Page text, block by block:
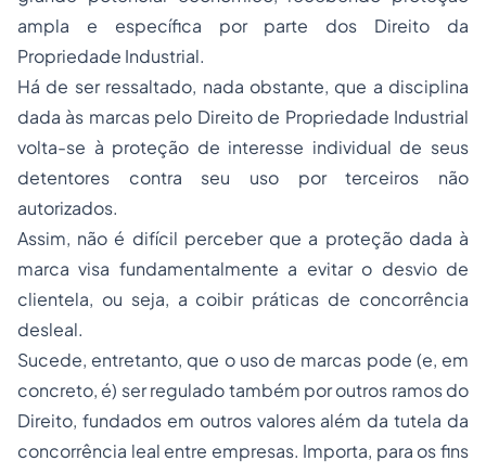
ampla e específica por parte dos Direito da
Propriedade Industrial.
Há de ser ressaltado, nada obstante, que a disciplina
dada às marcaspelo Direito de Propriedade Industrial
volta-se à proteção de interesse individual de seus
detentores contra seu uso por terceiros não
autorizados.
Assim, não é difícil perceber que a proteção dada à
marcavisa fundamentalmente a evitar o desvio de
clientela, ou seja, a coibir práticas de concorrência
desleal.
Sucede, entretanto, que o uso de marcas pode (e, em
concreto, é) ser regulado também por outros ramos do
Direito, fundados em outros valores além da tutela da
concorrência leal entre empresas. Importa, para os fins